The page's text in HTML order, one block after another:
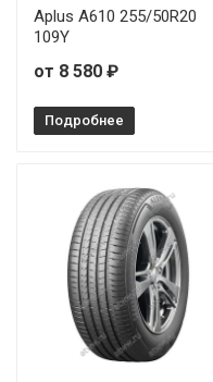
Aplus A610 255/50R20
109Y
от 8 580 ₽
Подробнее